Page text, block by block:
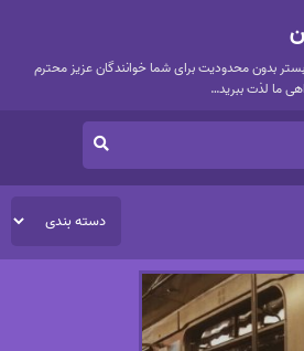
بدون محدودیت برای شما خوانندگان عزیز محترم
ما لذت ببرید…